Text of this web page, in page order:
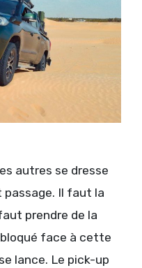
autres se dresse
Il faut la
prendre de la
face à cette
lance. Le pick-up